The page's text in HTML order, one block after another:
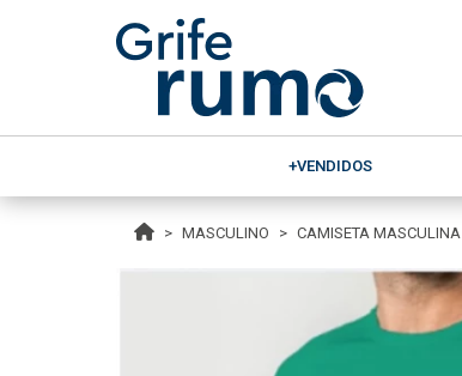
+VENDIDOS
MASCULINO CAMISETA MASCULINA